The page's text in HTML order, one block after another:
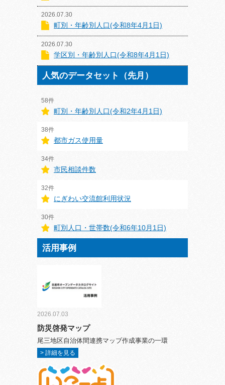
2026.07.30
町別・年齢別人口(令和8年4月1日)
2026.07.30
学区別・年齢別人口(令和8年4月1日)
人気のデータセット（先月）
58件
町別・年齢別人口(令和2年4月1日)
38件
都市ガス使用量
34件
市民相談件数
32件
にぎわい交流館利用状況
30件
町別人口・世帯数(令和6年10月1日)
活用事例
2026.07.03
防災啓発マップ
尾三地区自治体間連携マップ作成事業の一環
> 詳細を見る